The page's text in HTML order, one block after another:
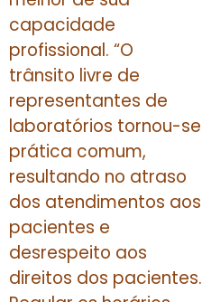
capacidade
profissional. “O
trânsito livre de
representantes de
laboratórios tornou-se
prática comum,
resultando no atraso
dos atendimentos aos
pacientes e
desrespeito aos
direitos dos pacientes.